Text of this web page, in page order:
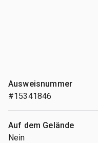
Ausweisnummer
#15341846
Auf dem Gelände
Nein